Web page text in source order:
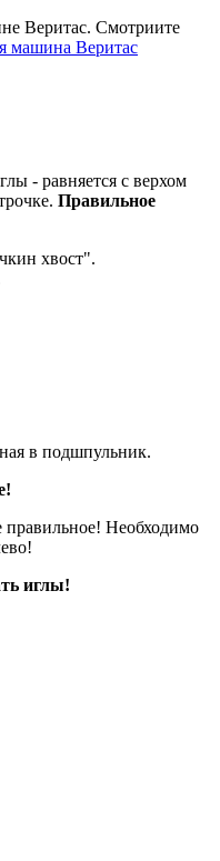
Веритас. Смотриите
машина Веритас
- равняется с верхом
Правильное
хвост".
в подшпульник.
Необходимо
иглы!